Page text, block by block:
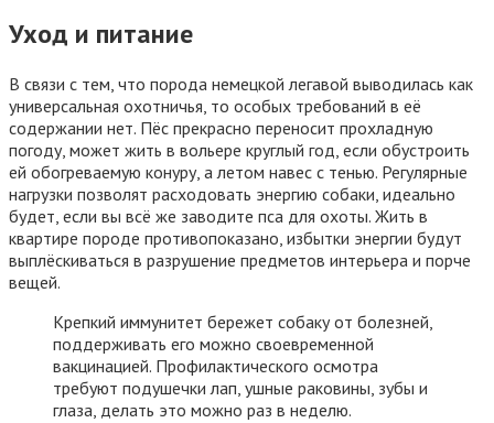
Уход и питание
В связи с тем, что порода немецкой легавой выводилась как
универсальная охотничья, то особых требований в её
содержании нет. Пёс прекрасно переносит прохладную
погоду, может жить в вольере круглый год, если обустроить
ей обогреваемую конуру, а летом навес с тенью. Регулярные
нагрузки позволят расходовать энергию собаки, идеально
будет, если вы всё же заводите пса для охоты. Жить в
квартире породе противопоказано, избытки энергии будут
выплёскиваться в разрушение предметов интерьера и порче
вещей.
Крепкий иммунитет бережет собаку от болезней,
поддерживать его можно своевременной
вакцинацией. Профилактического осмотра
требуют подушечки лап, ушные раковины, зубы и
глаза, делать это можно раз в неделю.